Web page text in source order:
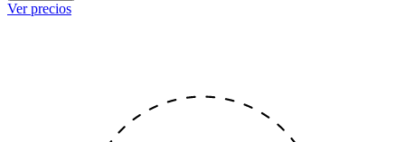
Ver precios